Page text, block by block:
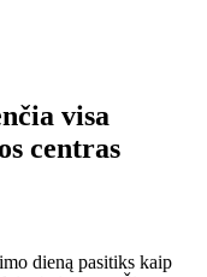
visa
centras
dieną pasitiks kaip